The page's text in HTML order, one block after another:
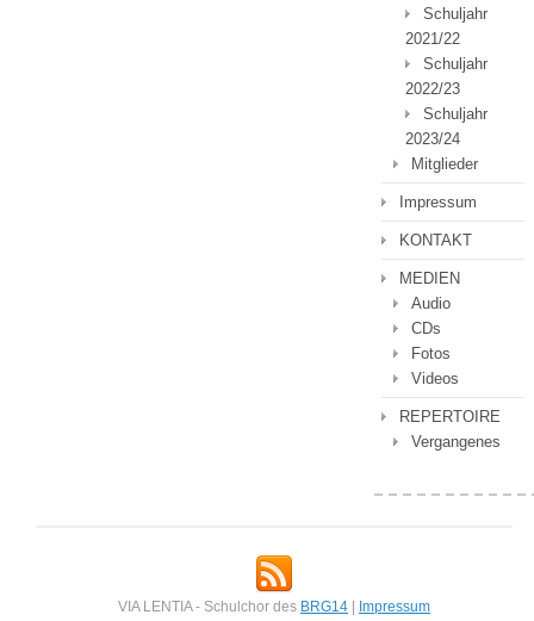
Schuljahr
2021/22
Schuljahr
2022/23
Schuljahr
2023/24
Mitglieder
Impressum
KONTAKT
MEDIEN
Audio
CDs
Fotos
Videos
REPERTOIRE
Vergangenes
VIA LENTIA - Schulchor des BRG14 Impressum